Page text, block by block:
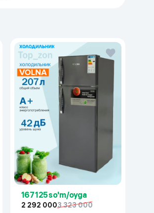
167 125 so'm/oyga
2 292 0003 323 000